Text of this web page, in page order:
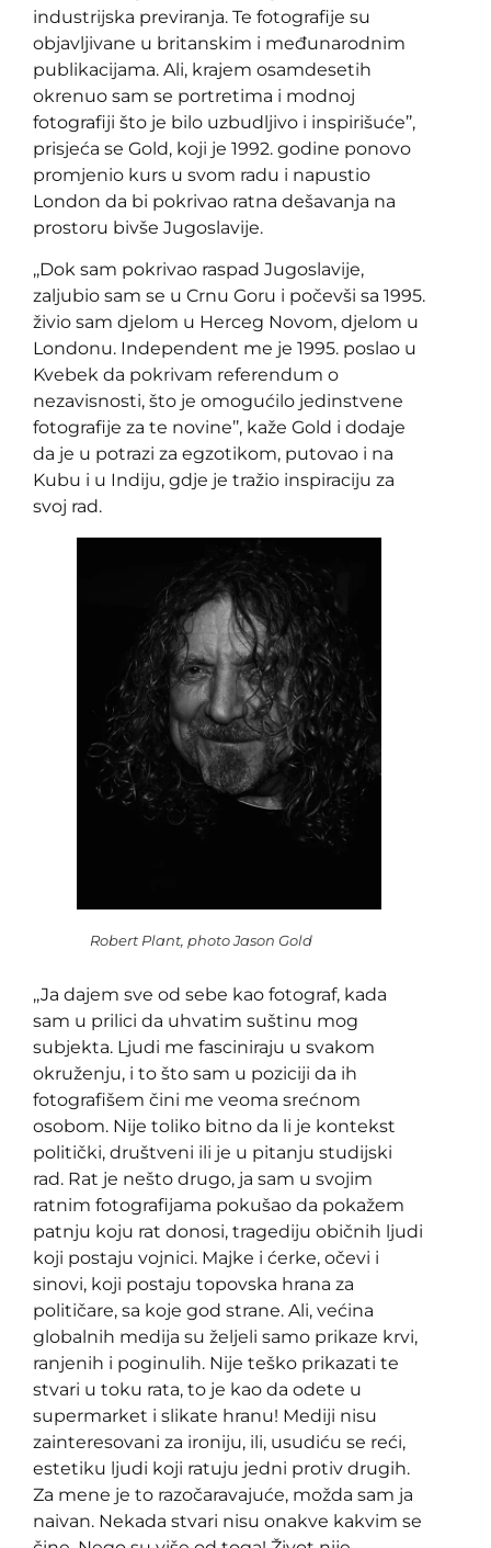
industrijska previranja. Te fotografije su
objavljivane u britanskim i međunarodnim
publikacijama. Ali, krajem osamdesetih
okrenuo sam se portretima i modnoj
fotografiji što je bilo uzbudljivo i inspirišuće’’,
prisjeća se Gold, koji je 1992. godine ponovo
promjenio kurs u svom radu i napustio
London da bi pokrivao ratna dešavanja na
prostoru bivše Jugoslavije.
,,Dok sam pokrivao raspad Jugoslavije,
zaljubio sam se u Crnu Goru i počevši sa 1995.
živio sam djelom u Herceg Novom, djelom u
Londonu. Independent me je 1995. poslao u
Kvebek da pokrivam referendum o
nezavisnosti, što je omogućilo jedinstvene
fotografije za te novine’’, kaže Gold i dodaje
da je u potrazi za egzotikom, putovao i na
Kubu i u Indiju, gdje je tražio inspiraciju za
svoj rad.
Robert Plant, photo Jason Gold
,,Ja dajem sve od sebe kao fotograf, kada
sam u prilici da uhvatim suštinu mog
subjekta. Ljudi me fasciniraju u svakom
okruženju, i to što sam u poziciji da ih
fotografišem čini me veoma srećnom
osobom. Nije toliko bitno da li je kontekst
politički, društveni ili je u pitanju studijski
rad. Rat je nešto drugo, ja sam u svojim
ratnim fotografijama pokušao da pokažem
patnju koju rat donosi, tragediju običnih ljudi
koji postaju vojnici. Majke i ćerke, očevi i
sinovi, koji postaju topovska hrana za
političare, sa koje god strane. Ali, većina
globalnih medija su željeli samo prikaze krvi,
ranjenih i poginulih. Nije teško prikazati te
stvari u toku rata, to je kao da odete u
supermarket i slikate hranu! Mediji nisu
zainteresovani za ironiju, ili, usudiću se reći,
estetiku ljudi koji ratuju jedni protiv drugih.
Za mene je to razočaravajuće, možda sam ja
naivan. Nekada stvari nisu onakve kakvim se